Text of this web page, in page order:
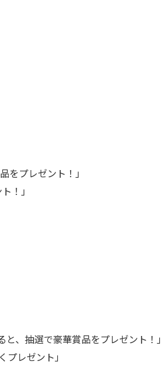
をプレゼント！」
！」
、抽選で豪華賞品をプレゼント！」
プレゼント」